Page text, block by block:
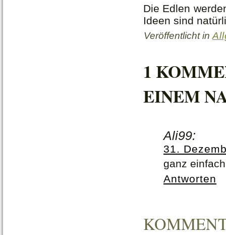
Die Edlen
Ideen sind
Veröffentlicht in
1
EINEM
Ali99:
31.
ganz
Antworten